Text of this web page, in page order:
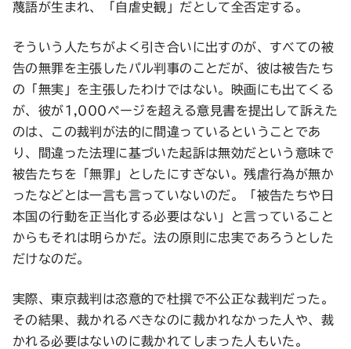
蔑語が生まれ、「自虐史観」だとして全否定する。
そういう人たちがよく引き合いに出すのが、すべての被
告の無罪を主張したパル判事のことだが、彼は被告たち
の「無実」を主張したわけではない。映画にも出てくる
が、彼が1,000ページを超える意見書を提出して訴えた
のは、この裁判が法的に間違っているということであ
り、間違った法理に基づいた起訴は無効だという意味で
被告たちを「無罪」としたにすぎない。残虐行為が無か
ったなどとは一言も言っていないのだ。「被告たちや日
本国の行動を正当化する必要はない」と言っていること
からもそれは明らかだ。法の原則に忠実であろうとした
だけなのだ。
実際、東京裁判は恣意的で杜撰で不公正な裁判だった。
その結果、裁かれるべきなのに裁かれなかった人や、裁
かれる必要はないのに裁かれてしまった人もいた。